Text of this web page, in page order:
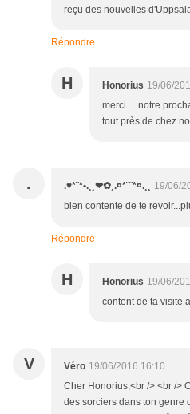
reçu des nouvelles
Répondre
H Honorius 19/06/
merci.... notre
tout près de chez
. .♥*¨*•.¸¸❤✿¸.¤*¨¨*¤.¸¸
19/06/
bien contente de te
Répondre
H Honorius 19/06/
content de ta visite
V Véro 19/06/2016 16:10
Cher Honorius,<br /> <br />
des sorciers dans ton genre